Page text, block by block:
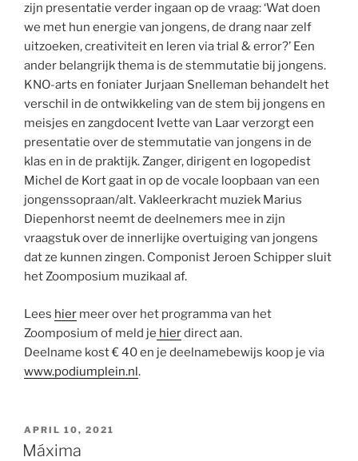
zijn presentatie verder ingaan op de vraag: ‘Wat doen
we met hun energie van jongens, de drang naar zelf
uitzoeken, creativiteit en leren via trial & error?’ Een
ander belangrijk thema is de stemmutatie bij jongens.
KNO-arts en foniater Jurjaan Snelleman behandelt het
verschil in de ontwikkeling van de stem bij jongens en
meisjes en zangdocent Ivette van Laar verzorgt een
presentatie over de stemmutatie van jongens in de
klas en in de praktijk. Zanger, dirigent en logopedist
Michel de Kort gaat in op de vocale loopbaan van een
jongenssopraan/alt. Vakleerkracht muziek Marius
Diepenhorst neemt de deelnemers mee in zijn
vraagstuk over de innerlijke overtuiging van jongens
dat ze kunnen zingen. Componist Jeroen Schipper sluit
het Zoomposium muzikaal af.
Lees hier meer over het programma van het
Zoomposium of meld je hierdirect aan.
Deelname kost € 40 en je deelnamebewijs koop je via
www.podiumplein.nl.
GEPLAATST
OP
APRIL 10, 2021
Máxima